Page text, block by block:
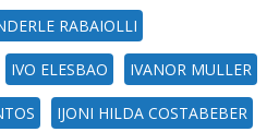
RABAIOLLI
IVO ELESBAO IVANOR MULLER
IJONI HILDA COSTABEBER